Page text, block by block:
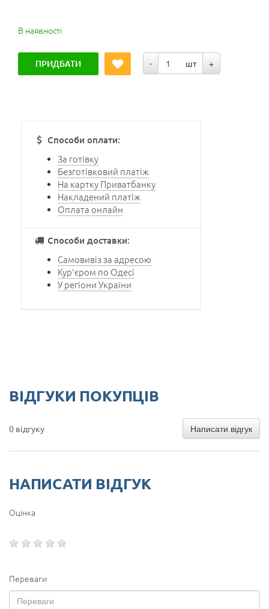
В наявності
ПРИДБАТИ - шт +
Способи оплати:
За готівку
Безготівковий платіж
На картку Приватбанку
Накладений платіж
Оплата онлайн
Способи доставки:
Самовивіз за адресою
Кур'єром по Одесі
У регіони України
ВІДГУКИ ПОКУПЦІВ
0 відгуку Написати відгук
НАПИСАТИ ВІДГУК
Оцінка
Переваги